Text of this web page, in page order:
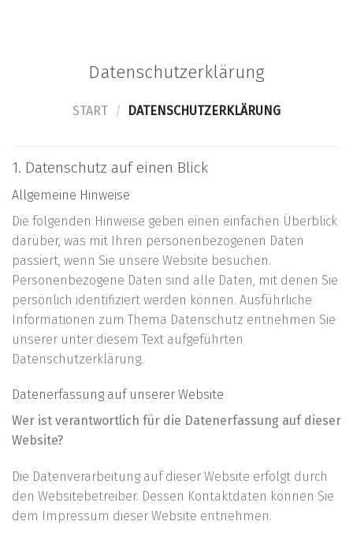
Datenschutzerklärung
START / DATENSCHUTZERKLÄRUNG
1. Datenschutz auf einen Blick
Allgemeine Hinweise
Die folgenden Hinweise geben einen einfachen Überblick
darüber, was mit Ihren personenbezogenen Daten
passiert, wenn Sie unsere Website besuchen.
Personenbezogene Daten sind alle Daten, mit denen Sie
persönlich identifiziert werden können. Ausführliche
Informationen zum Thema Datenschutz entnehmen Sie
unserer unter diesem Text aufgeführten
Datenschutzerklärung.
Datenerfassung auf unserer Website
Wer ist verantwortlich für die Datenerfassung auf dieser
Website?
Die Datenverarbeitung auf dieser Website erfolgt durch
den Websitebetreiber. Dessen Kontaktdaten können Sie
dem Impressum dieser Website entnehmen.